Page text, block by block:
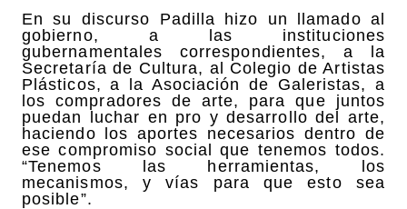
En su discurso Padilla hizo un llamado al
gobierno, a las instituciones
gubernamentales correspondientes, a la
Secretaría de Cultura, al Colegio de Artistas
Plásticos, a la Asociación de Galeristas, a
los compradores de arte, para que juntos
puedan luchar en pro y desarrollo del arte,
haciendo los aportes necesarios dentro de
ese compromiso social que tenemos todos.
“Tenemos las herramientas, los
mecanismos, y vías para que esto sea
posible”.